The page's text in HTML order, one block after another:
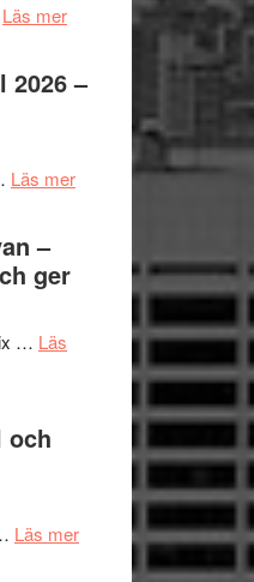
Kulturs
Läs merom
en
hjärtevarm
2026 –
Läs merom
Festival
genrens
vidsträckta
–
ger
… Läs
och
Läs merom